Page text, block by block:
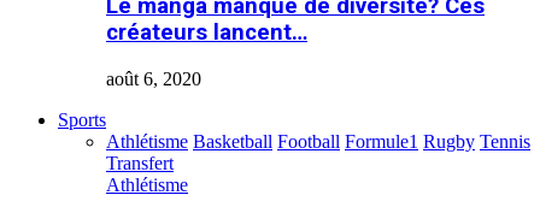
Le manga manque de diversité? Ces
créateurs lancent…
août 6, 2020
Sports
Athlétisme Basketball Football Formule1 Rugby Tennis
Transfert
Athlétisme